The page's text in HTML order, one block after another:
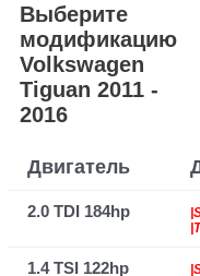
Выберите
модификацию
Volkswagen
Tiguan 2011 -
2016
Двигатель
2.0 TDI 184hp
1.4 TSI 122hp